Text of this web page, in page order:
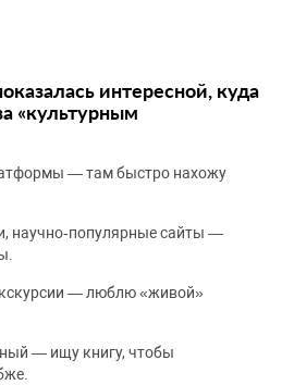
интересной, куда
«культурным
— там быстро нахожу
научно‑популярные сайты —
— люблю «живой»
— ищу книгу, чтобы